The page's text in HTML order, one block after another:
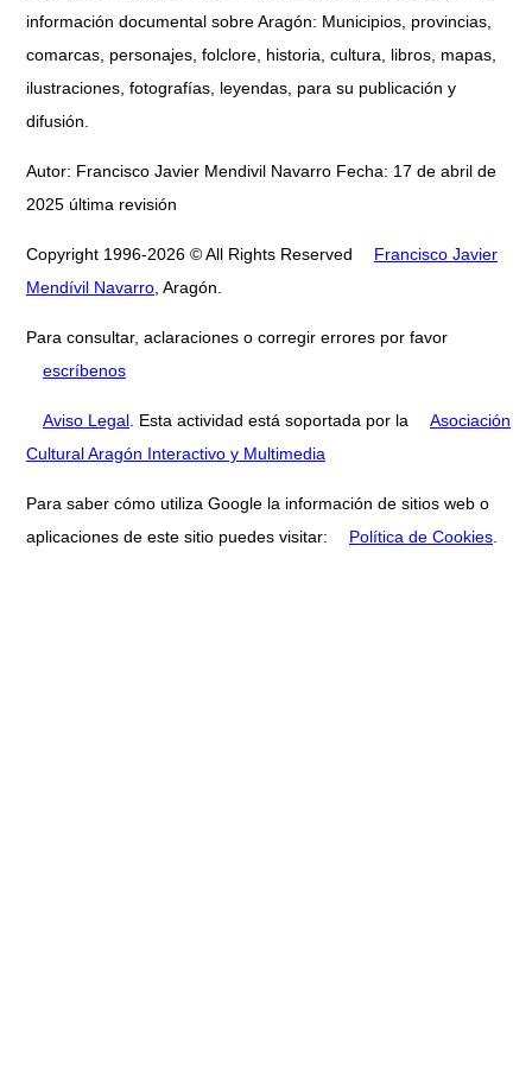
información documental sobre Aragón: Municipios, provincias,
comarcas, personajes, folclore, historia, cultura, libros, mapas,
ilustraciones, fotografías, leyendas, para su publicación y
difusión.
Autor: Francisco Javier Mendivil Navarro Fecha: 17 de abril de
2025 última revisión
Copyright 1996-2026 © All Rights Reserved
Francisco Javier
Mendívil Navarro, Aragón.
Para consultar, aclaraciones o corregir errores por favor
escríbenos
Aviso Legal. Esta actividad está soportada por la
Asociación
Cultural Aragón Interactivo y Multimedia
Para saber cómo utiliza Google la información de sitios web o
aplicaciones de este sitio puedes visitar:
Política de Cookies.